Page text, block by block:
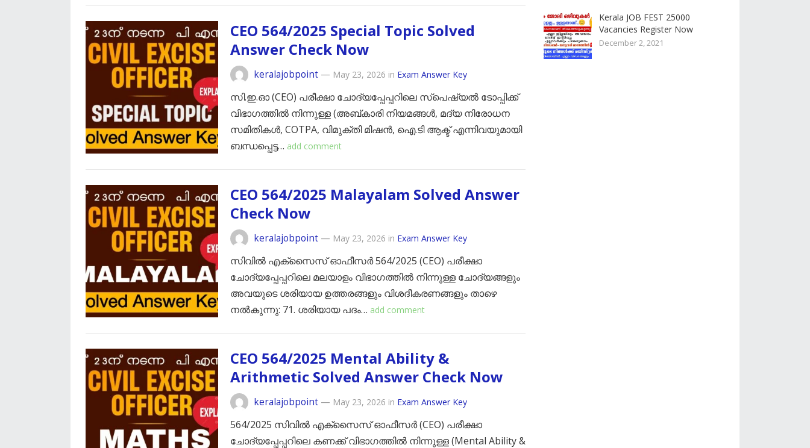
CEO 564/2025 Special Topic Solved
Answer Check Now
keralajobpoint — May 23, 2026 in Exam Answer Key
സി.ഇ.ഓ (CEO) പരീക്ഷാ ചോദ്യപ്പേപ്പറിലെ സ്പെഷ്യൽ ടോപ്പിക്ക്
വിഭാഗത്തിൽ നിന്നുള്ള (അബ്കാരി നിയമങ്ങൾ, മദ്യ നിരോധന
സമിതികൾ, COTPA, വിമുക്തി മിഷൻ, ഐ.ടി ആക്ട് എന്നിവയുമായി
ബന്ധപ്പെട്ട… add comment
CEO 564/2025 Malayalam Solved Answer
Check Now
keralajobpoint — May 23, 2026 in Exam Answer Key
സിവിൽ എക്സൈസ് ഓഫീസർ 564/2025 (CEO) പരീക്ഷാ
ചോദ്യപ്പേപ്പറിലെ മലയാളം വിഭാഗത്തിൽ നിന്നുള്ള ചോദ്യങ്ങളും
അവയുടെ ശരിയായ ഉത്തരങ്ങളും വിശദീകരണങ്ങളും താഴെ
നൽകുന്നു: ​71. ശരിയായ പദം… add comment
CEO 564/2025 Mental Ability &
Arithmetic Solved Answer Check Now
keralajobpoint — May 23, 2026 in Exam Answer Key
564/2025 സിവിൽ എക്സൈസ് ഓഫീസർ (CEO) പരീക്ഷാ
ചോദ്യപ്പേപ്പറിലെ കണക്ക് വിഭാഗത്തിൽ നിന്നുള്ള (Mental Ability &
Kerala JOB FEST 25000
Vacancies Register Now
December 2, 2021